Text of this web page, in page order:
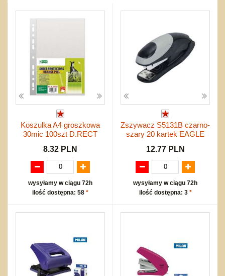
Dźwiekowe
Bajkowe
Inne
Maty do zabawy
Do rozkręcania
Bąki
Pojazdy
Inne
Innedo koszykówki
Nowości
Wyprzedaż
Promocje
Start
Zakupy hurtowe
Koszty przesyłki
Kontakt
Mapa produktów
Koszulka A4 groszkowa
30mic 100szt D.RECT
8.32 PLN
wysyłamy w ciągu 72h
ilość dostępna: 58 *
Zszywacz S5131B czarno-
szary 20 kartek EAGLE
12.77 PLN
wysyłamy w ciągu 72h
ilość dostępna: 3 *